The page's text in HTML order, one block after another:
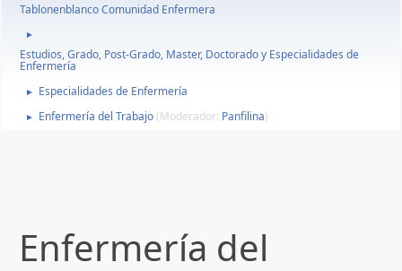
Tablonenblanco Comunidad Enfermera
►
Estudios, Grado, Post-Grado, Master, Doctorado y Especialidades de
Enfermería
► Especialidades de Enfermería
► Enfermería del Trabajo (Moderador: Panfilina)
Enfermería del